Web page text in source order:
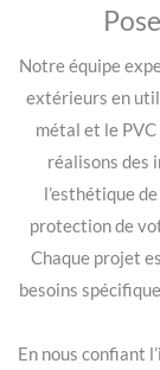
Notre équipe
extérieurs en
métal et le
réalisons des
l’esthétique
protection de
Chaque projet
besoins
En nous confiant